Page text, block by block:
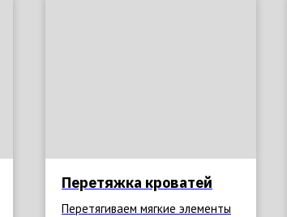
Перетяжка кроватей
Перетягиваем мягкие элементы